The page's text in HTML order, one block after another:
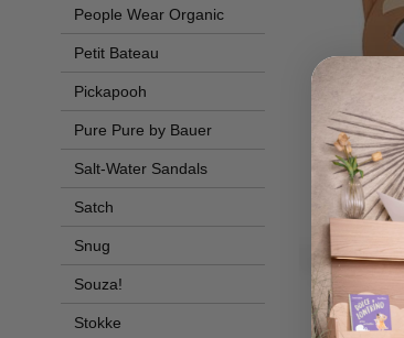
People Wear Organic
Petit Bateau
Pickapooh
Pure Pure by Bauer
Salt-Water Sandals
Satch
Snug
Souza!
Stokke